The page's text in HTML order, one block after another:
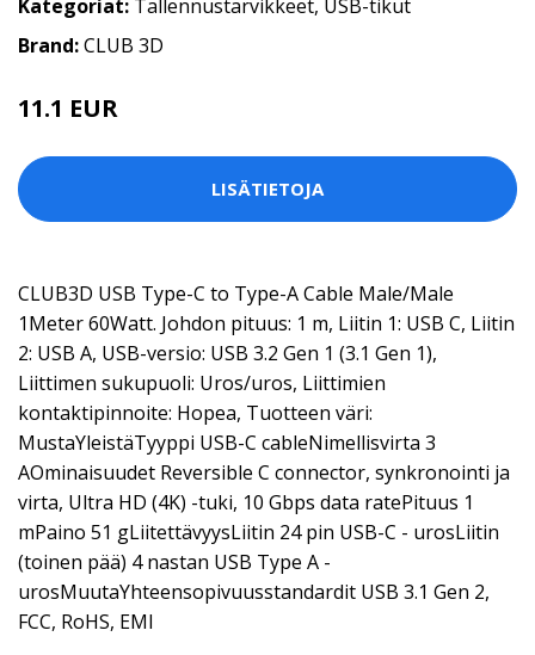
Kategoriat: Tallennustarvikkeet, USB-tikut
Brand:CLUB 3D
11.1 EUR
LISÄTIETOJA
CLUB3D USB Type-C to Type-A Cable Male/Male
1Meter 60Watt. Johdon pituus: 1 m, Liitin 1: USB C, Liitin
2: USB A, USB-versio: USB 3.2 Gen 1 (3.1 Gen 1),
Liittimen sukupuoli: Uros/uros, Liittimien
kontaktipinnoite: Hopea, Tuotteen väri:
MustaYleistäTyyppi USB-C cableNimellisvirta 3
AOminaisuudet Reversible C connector, synkronointi ja
virta, Ultra HD (4K) -tuki, 10 Gbps data ratePituus 1
mPaino 51 gLiitettävyysLiitin 24 pin USB-C - urosLiitin
(toinen pää) 4 nastan USB Type A -
urosMuutaYhteensopivuusstandardit USB 3.1 Gen 2,
FCC, RoHS, EMI